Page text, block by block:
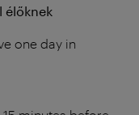
élőknek
one day in